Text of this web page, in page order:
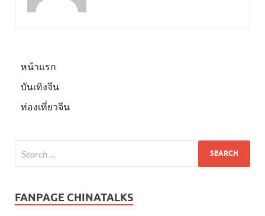
หน้าแรก
บันเทิงจีน
ท่องเที่ยวจีน
FANPAGE CHINATALKS